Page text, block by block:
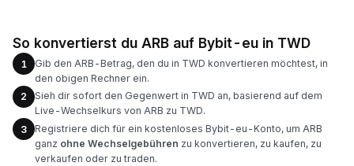
So konvertierst du ARB auf Bybit-eu in TWD
1
Gib den ARB-Betrag, den du in TWD konvertieren möchtest, in
den obigen Rechner ein.
2
Sieh dir sofort den Gegenwert in TWD an, basierend auf dem
Live-Wechselkurs von ARB zu TWD.
3
Registriere dich für ein kostenloses Bybit-eu-Konto, um ARB
ganz ohne Wechselgebühren zu konvertieren, zu kaufen, zu
verkaufen oder zu traden.